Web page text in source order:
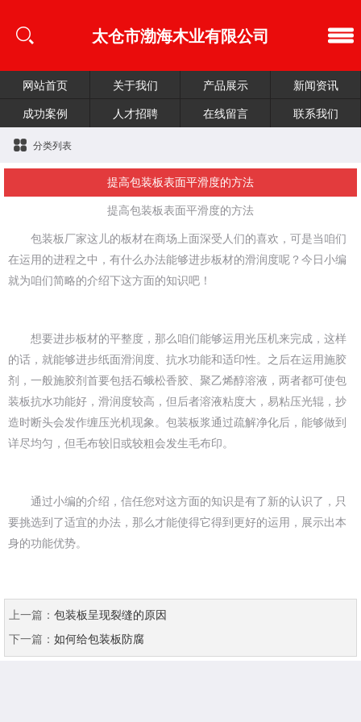
太仓市渤海木业有限公司
网站首页 关于我们 产品展示
新闻资讯
成功案例
人才招聘 在线留言 联系我们
分类列表
提高包装板表面平滑度的方法
提高包装板表面平滑度的方法
包装板厂家这儿的板材在商场上面深受人们的喜欢，可是当咱们
在运用的进程之中，有什么办法能够进步板材的滑润度呢？今日小编
就为咱们简略的介绍下这方面的知识吧！
想要进步板材的平整度，那么咱们能够运用光压机来完成，这样
的话，就能够进步纸面滑润度、抗水功能和适印性。之后在运用施胶
剂，一般施胶剂首要包括石蛾松香胶、聚乙烯醇溶液，两者都可使包
装板抗水功能好，滑润度较高，但后者溶液粘度大，易粘压光辊，抄
造时断头会发作缠压光机现象。包装板浆通过疏解净化后，能够做到
详尽均匀，但毛布较旧或较粗会发生毛布印。
通过小编的介绍，信任您对这方面的知识是有了新的认识了，只
要挑选到了适宜的办法，那么才能使得它得到更好的运用，展示出本
身的功能优势。
上一篇： 包装板呈现裂缝的原因
下一篇： 如何给包装板防腐